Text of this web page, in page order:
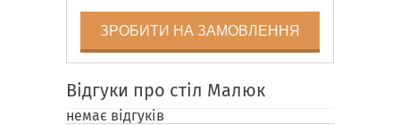
ЗРОБИТИ НА ЗАМОВЛЕННЯ
Відгуки про стіл Малюк
немає відгуків